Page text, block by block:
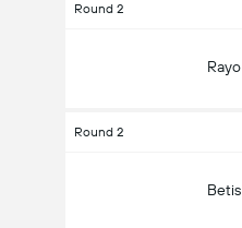
Round 2
Rayo
Round 2
Betis